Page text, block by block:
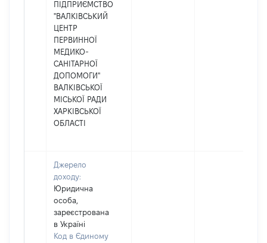
ПІДПРИЄМСТВО
"ВАЛКІВСЬКИЙ
ЦЕНТР
ПЕРВИННОЇ
МЕДИКО-
САНІТАРНОЇ
ДОПОМОГИ"
ВАЛКІВСЬКОЇ
МІСЬКОЇ РАДИ
ХАРКІВСЬКОЇ
ОБЛАСТІ
Джерело
доходу:
Юридична
особа,
зареєстрована
в Україні
Код в Єдиному